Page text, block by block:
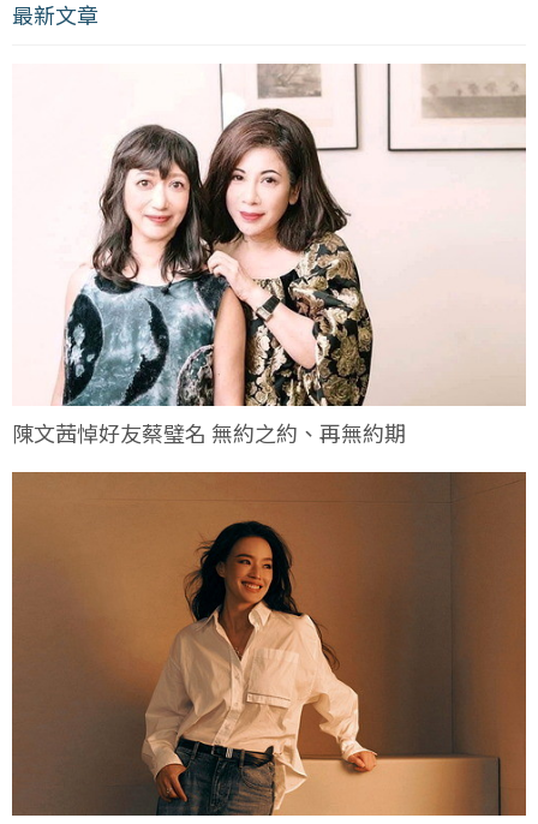
最新文章
陳文茜悼好友蔡璧名 無約之約、再無約期